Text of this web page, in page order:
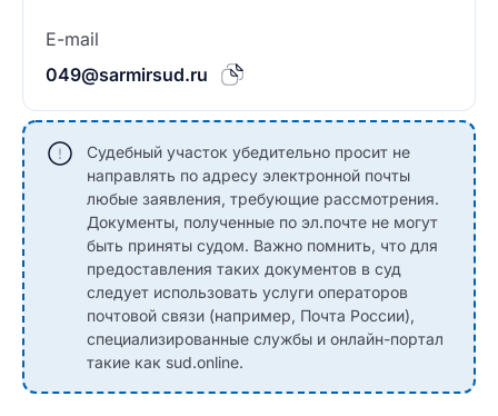
E-mail
049@sarmirsud.ru
Судебный участок убедительно просит не
направлять по адресу электронной почты
любые заявления, требующие рассмотрения.
Документы, полученные по эл.почте не могут
быть приняты судом. Важно помнить, что для
предоставления таких документов в суд
следует использовать услуги операторов
почтовой связи (например, Почта России),
специализированные службы и онлайн-портал
такие как sud.online.